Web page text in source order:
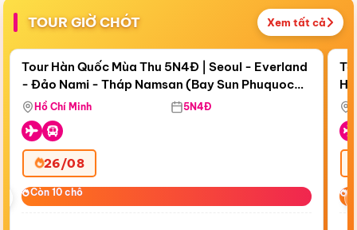
TOUR GIỜ CHÓT Xem tất cả
Còn18 ngày 05:45:09
Bay Sun Phuquoc Airways
Điểm nổi bật
Tour Hàn Quốc Mùa Thu 5N4Đ | Seoul - Everland
- Đảo Nami - Tháp Namsan (Bay Sun Phuquoc
Airways)
Hồ Chí Minh 5N4Đ
26/08
Còn 10 chỗ
Còn 10 chỗ